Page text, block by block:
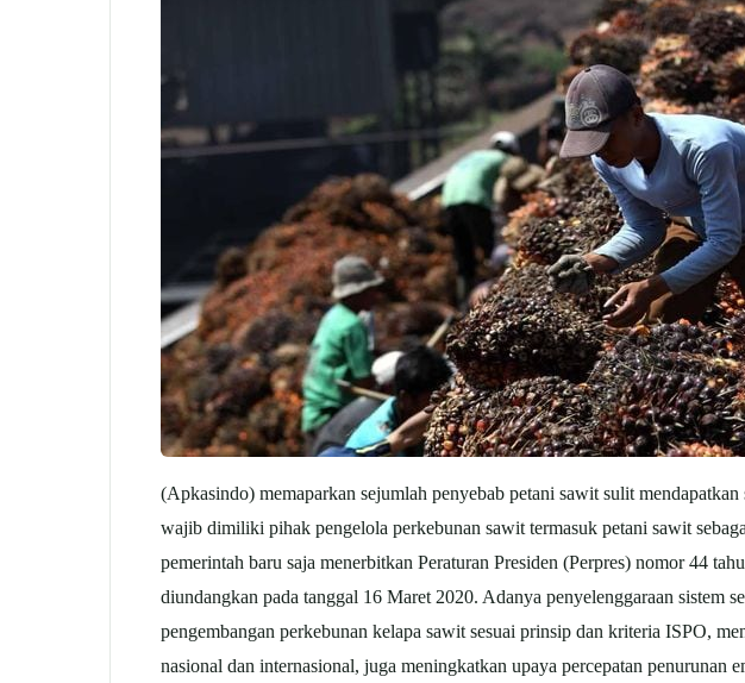
(Apkasindo) memaparkan sejumlah penyebab petani sawit sulit
wajib dimiliki pihak pengelola perkebunan sawit termasuk petani sawit
pemerintah baru saja menerbitkan Peraturan Presiden (Perpres) nomor 44
diundangkan pada tanggal 16 Maret 2020. Adanya penyelenggaraan
pengembangan perkebunan kelapa sawit sesuai prinsip dan kriteria ISPO,
nasional dan internasional, juga meningkatkan upaya percepatan